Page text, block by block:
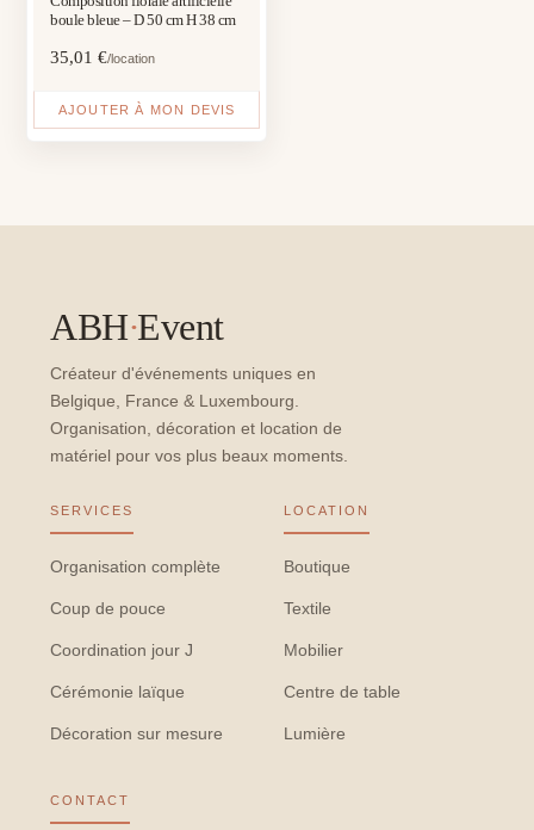
boule bleue – D 50 cm H 38 cm
35,01€/location
AJOUTER À MON DEVIS
ABH·Event
Créateur d'événements uniques en
Belgique, France & Luxembourg.
Organisation, décoration et location de
matériel pour vos plus beaux moments.
SERVICES
Organisation complète
Coup de pouce
Coordination jour J
Cérémonie laïque
Décoration sur mesure
LOCATION
Boutique
Textile
Mobilier
Centre de table
Lumière
CONTACT